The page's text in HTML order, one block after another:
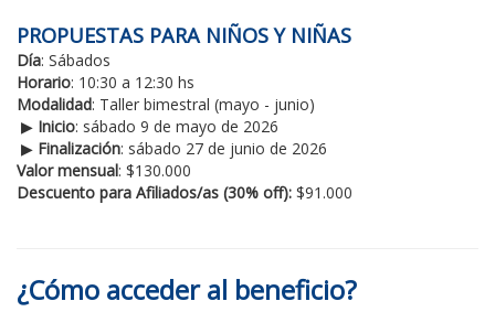
PROPUESTAS PARA NIÑOS Y NIÑAS
Día: Sábados
Horario: 10:30 a 12:30 hs
Modalidad: Taller bimestral (mayo - junio)
▶ Inicio: sábado 9 de mayo de 2026
▶ Finalización: sábado 27 de junio de 2026
Valor mensual: $130.000
Descuento para Afiliados/as (30% off): $91.000
¿Cómo acceder al beneficio?